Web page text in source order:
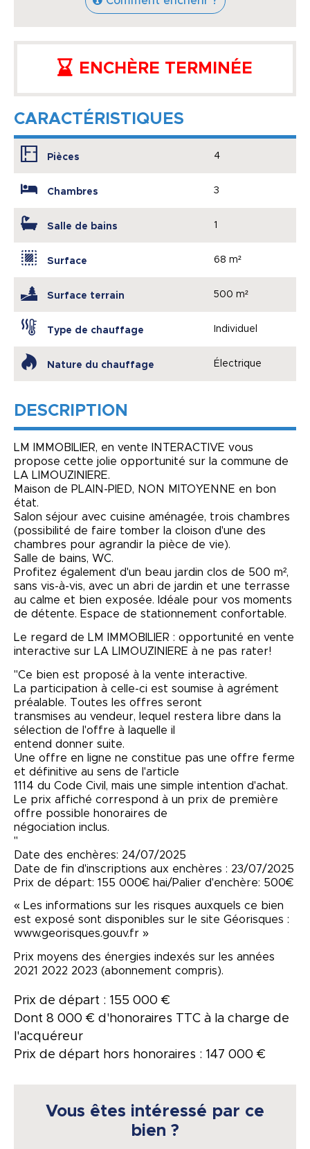
ENCHÈRE TERMINÉE
CARACTÉRISTIQUES
Pièces 4
Chambres 3
Salle de bains 1
Surface 68 m²
Surface terrain 500 m²
Type de chauffage Individuel
Nature du chauffage Électrique
DESCRIPTION
LM IMMOBILIER, en vente INTERACTIVE vous
propose cette jolie opportunité sur la commune de
LA LIMOUZINIERE.
Maison de PLAIN-PIED, NON MITOYENNE en bon
état.
Salon séjour avec cuisine aménagée, trois chambres
(possibilité de faire tomber la cloison d'une des
chambres pour agrandir la pièce de vie).
Salle de bains, WC.
Profitez également d'un beau jardin clos de 500 m²,
sans vis-à-vis, avec un abri de jardin et une terrasse
au calme et bien exposée. Idéale pour vos moments
de détente. Espace de stationnement confortable.
Le regard de LM IMMOBILIER : opportunité en vente
interactive sur LA LIMOUZINIERE à ne pas rater!
"Ce bien est proposé à la vente interactive.
La participation à celle-ci est soumise à agrément
préalable. Toutes les offres seront
transmises au vendeur, lequel restera libre dans la
sélection de l'offre à laquelle il
entend donner suite.
Une offre en ligne ne constitue pas une offre ferme
et définitive au sens de l'article
1114 du Code Civil, mais une simple intention d'achat.
Le prix affiché correspond à un prix de première
offre possible honoraires de
négociation inclus.
"
Date des enchères: 24/07/2025
Date de fin d'inscriptions aux enchères : 23/07/2025
Prix de départ: 155 000€ hai/Palier d'enchère: 500€
« Les informations sur les risques auxquels ce bien
est exposé sont disponibles sur le site Géorisques :
www.georisques.gouv.fr »
Prix moyens des énergies indexés sur les années
2021 2022 2023 (abonnement compris).
Prix de départ : 155 000 €
Dont 8 000 € d'honoraires TTC à la charge de
l'acquéreur
Prix de départ hors honoraires : 147 000 €
Vous êtes intéressé par ce
bien ?